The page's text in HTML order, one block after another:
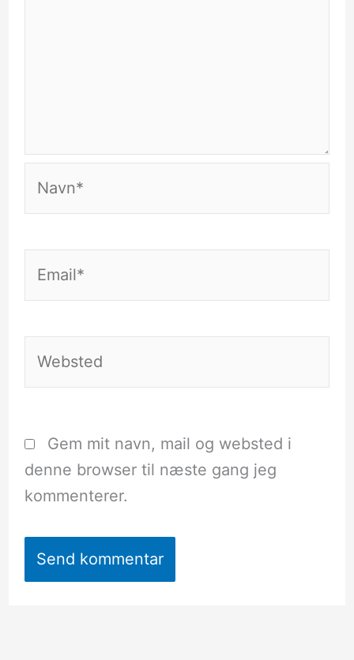
Gem mit navn, mail og websted i
denne browser til næste gang jeg
kommenterer.